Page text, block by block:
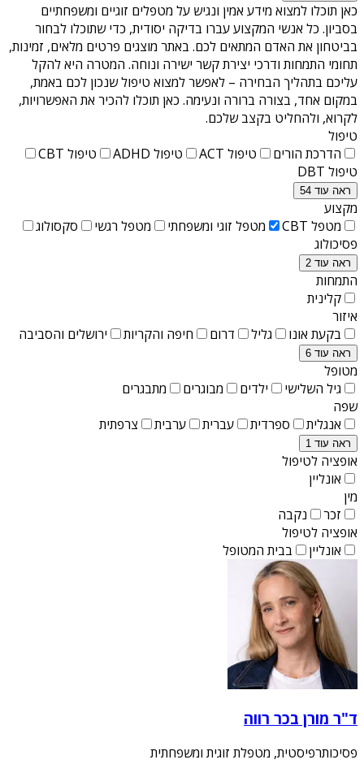
כאן תוכלו למצוא מידע אמין ונגיש על מטפלים זוגיים ומשפחתיים
בסביון. כל אנשי המקצוע עברו בדיקה יסודית, כדי שתוכלו לבחור
בביטחון את האדם המתאים לכם. באתר מוצגים פרטים מלאים, זמינות,
תחומי התמחות ודרכי יצירת קשר ישירה ונוחה. המטרה היא להקל
עליכם בתהליך הבחירה – לאפשר למצוא טיפול שנכון לכם באמת,
במקום אחד, בצורה ברורה ונעימה. כאן תוכלו להכיר את האפשרויות,
לקרוא, ולהחליט בקצב שלכם.
טיפול
הדרכת הורים
טיפול ACT טיפול ADHD
טיפול CBT
טיפול DBT
ראה עוד 54
מקצוע
מטפל CBT
מטפל זוגי ומשפחתי מטפל רגשי
סקסולוג
פסיכולוג
ראה עוד 2
התמחות
קלינית
איזור
בקעת אונו
גליל דרום חיפה והקריות ירושלים והסביבה
ראה עוד 6
מטופל
גיל השלישי
ילדים מבוגרים
מתבגרים
שפה
אנגלית
ספרדית עברית ערבית צרפתית
ראה עוד 1
אופציה לטיפול
אונליין
מין
זכר
נקבה
אופציה לטיפול
אונליין
בבית המטופל
ד"ר מורן בכר רווה
פסיכותרפיסטית, מטפלת זוגית ומשפחתית